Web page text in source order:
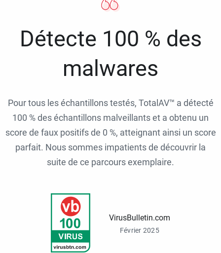
Détecte 100 % des
malwares
Pour tous les échantillons testés, TotalAV™ a détecté
100 % des échantillons malveillants et a obtenu un
score de faux positifs de 0 %, atteignant ainsi un score
parfait. Nous sommes impatients de découvrir la
suite de ce parcours exemplaire.
VirusBulletin.com
Février 2025